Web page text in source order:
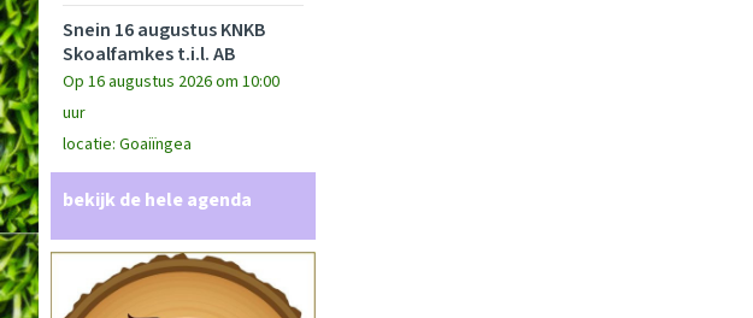
Snein 16 augustus KNKB
Skoalfamkes t.i.l. AB
Op 16 augustus 2026 om 10:00
uur
locatie: Goaiïngea
bekijk de hele agenda